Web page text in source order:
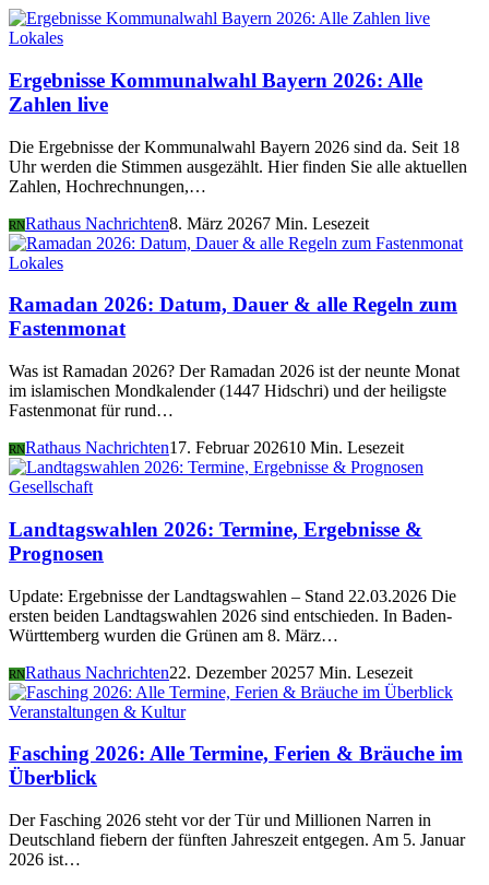
Lokales
Ergebnisse Kommunalwahl Bayern 2026: Alle
Zahlen live
Die Ergebnisse der Kommunalwahl Bayern 2026 sind da. Seit 18
Uhr werden die Stimmen ausgezählt. Hier finden Sie alle aktuellen
Zahlen, Hochrechnungen,…
RNRathaus Nachrichten8. März 20267 Min. Lesezeit
Lokales
Ramadan 2026: Datum, Dauer & alle Regeln zum
Fastenmonat
Was ist Ramadan 2026? Der Ramadan 2026 ist der neunte Monat
im islamischen Mondkalender (1447 Hidschri) und der heiligste
Fastenmonat für rund…
RNRathaus Nachrichten17. Februar 202610 Min. Lesezeit
Gesellschaft
Landtagswahlen 2026: Termine, Ergebnisse &
Prognosen
Update: Ergebnisse der Landtagswahlen – Stand 22.03.2026 Die
ersten beiden Landtagswahlen 2026 sind entschieden. In Baden-
Württemberg wurden die Grünen am 8. März…
RNRathaus Nachrichten22. Dezember 20257 Min. Lesezeit
Veranstaltungen & Kultur
Fasching 2026: Alle Termine, Ferien & Bräuche im
Überblick
Der Fasching 2026 steht vor der Tür und Millionen Narren in
Deutschland fiebern der fünften Jahreszeit entgegen. Am 5. Januar
2026 ist…